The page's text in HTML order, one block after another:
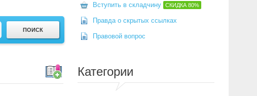
Вступить в складчину СКИДКА 80%
Правда о скрытых ссылках
Правовой вопрос
Категории